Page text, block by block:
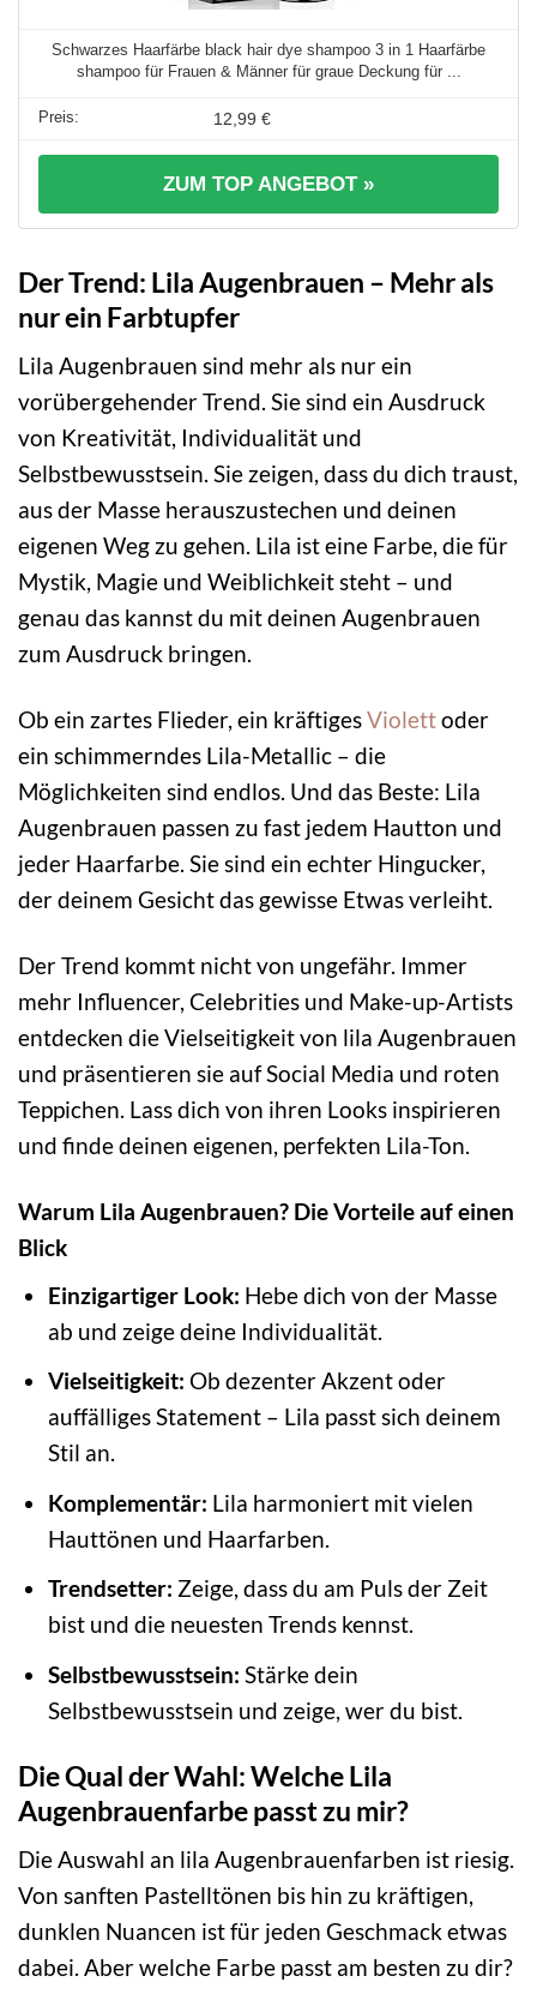
Schwarzes Haarfärbe black hair dye shampoo 3 in 1 Haarfärbe
shampoo für Frauen & Männer für graue Deckung für ...
12,99 €
ZUM TOP ANGEBOT »
Der Trend: Lila Augenbrauen – Mehr als
nur ein Farbtupfer
Lila Augenbrauen sind mehr als nur ein
vorübergehender Trend. Sie sind ein Ausdruck
von Kreativität, Individualität und
Selbstbewusstsein. Sie zeigen, dass du dich traust,
aus der Masse herauszustechen und deinen
eigenen Weg zu gehen. Lila ist eine Farbe, die für
Mystik, Magie und Weiblichkeit steht – und
genau das kannst du mit deinen Augenbrauen
zum Ausdruck bringen.
Ob ein zartes Flieder, ein kräftigesViolettoder
ein schimmerndes Lila-Metallic – die
Möglichkeiten sind endlos. Und das Beste: Lila
Augenbrauen passen zu fast jedem Hautton und
jeder Haarfarbe. Sie sind ein echter Hingucker,
der deinem Gesicht das gewisse Etwas verleiht.
Der Trend kommt nicht von ungefähr. Immer
mehr Influencer, Celebrities und Make-up-Artists
entdecken die Vielseitigkeit von lila Augenbrauen
und präsentieren sie auf Social Media und roten
Teppichen. Lass dich von ihren Looks inspirieren
und finde deinen eigenen, perfekten Lila-Ton.
Warum Lila Augenbrauen? Die Vorteile auf einen
Blick
Einzigartiger Look: Hebe dich von der Masse
ab und zeige deine Individualität.
Vielseitigkeit: Ob dezenter Akzent oder
auffälliges Statement – Lila passt sich deinem
Stil an.
Komplementär: Lila harmoniert mit vielen
Hauttönen und Haarfarben.
Trendsetter: Zeige, dass du am Puls der Zeit
bist und die neuesten Trends kennst.
Selbstbewusstsein: Stärke dein
Selbstbewusstsein und zeige, wer du bist.
Die Qual der Wahl: Welche Lila
Augenbrauenfarbe passt zu mir?
Die Auswahl an lila Augenbrauenfarben ist riesig.
Von sanften Pastelltönen bis hin zu kräftigen,
dunklen Nuancen ist für jeden Geschmack etwas
dabei. Aber welche Farbe passt am besten zu dir?